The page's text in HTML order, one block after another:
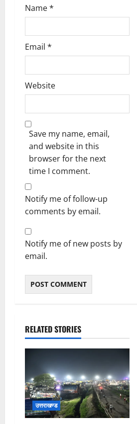
Name*
Email *
Website
Save my name, email,
and website in this
browser for the next
time I comment.
Notify me of follow-up
comments by email.
Notify me of new posts by
email.
RELATED STORIES
उत्तराखण्ड